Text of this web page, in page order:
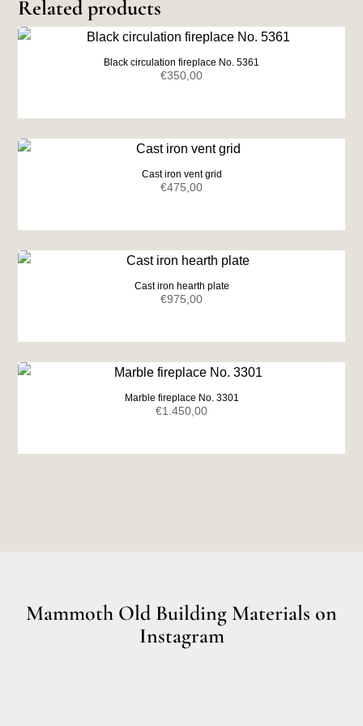
Related products
Black circulation fireplace No. 5361
€350,00
Cast iron vent grid
€475,00
Cast iron hearth plate
€975,00
Marble fireplace No. 3301
€1.450,00
Mammoth Old Building Materials on
Instagram